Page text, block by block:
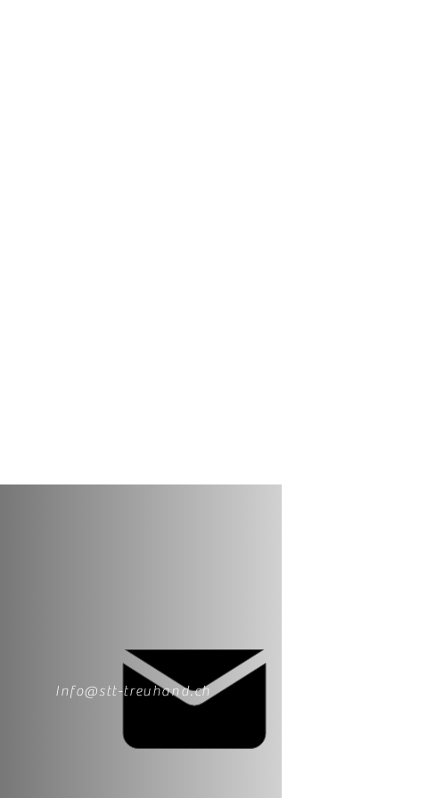
Info@stt-treuhand.ch